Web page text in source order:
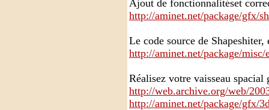
Ajout de fonctionnalitéset
http://aminet.net/package/gfx/
Le code source de
http://aminet.net/package/misc/
Réalisez votre vaisseau
http://web.archive.org/web/
http://aminet.net/package/gfx/